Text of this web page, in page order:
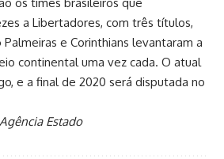
a Libertadores, com três títulos,
e Corinthians levantaram a
continental uma vez cada. O atual
e a final de 2020 será disputada no
Estado